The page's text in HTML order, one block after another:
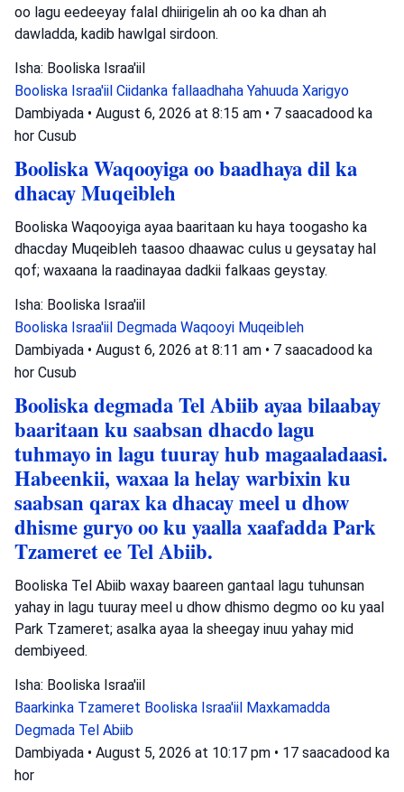
oo lagu eedeeyay falal dhiirigelin ah oo ka dhan ah
dawladda, kadib hawlgal sirdoon.
Isha: Booliska Israa'iil
Booliska Israa'iil Ciidanka fallaadhaha Yahuuda Xarigyo
Dambiyada • August 6, 2026 at 8:15 am • 7 saacadood ka
hor Cusub
Booliska Waqooyiga oo baadhaya dil ka
dhacay Muqeibleh
Booliska Waqooyiga ayaa baaritaan ku haya toogasho ka
dhacday Muqeibleh taasoo dhaawac culus u geysatay hal
qof; waxaana la raadinayaa dadkii falkaas geystay.
Isha: Booliska Israa'iil
Booliska Israa'iil Degmada Waqooyi Muqeibleh
Dambiyada • August 6, 2026 at 8:11 am • 7 saacadood ka
hor Cusub
Booliska degmada Tel Abiib ayaa bilaabay
baaritaan ku saabsan dhacdo lagu
tuhmayo in lagu tuuray hub magaaladaasi.
Habeenkii, waxaa la helay warbixin ku
saabsan qarax ka dhacay meel u dhow
dhisme guryo oo ku yaalla xaafadda Park
Tzameret ee Tel Abiib.
Booliska Tel Abiib waxay baareen gantaal lagu tuhunsan
yahay in lagu tuuray meel u dhow dhismo degmo oo ku yaal
Park Tzameret; asalka ayaa la sheegay inuu yahay mid
dembiyeed.
Isha: Booliska Israa'iil
Baarkinka Tzameret Booliska Israa'iil Maxkamadda
Degmada Tel Abiib
Dambiyada • August 5, 2026 at 10:17 pm • 17 saacadood ka
hor